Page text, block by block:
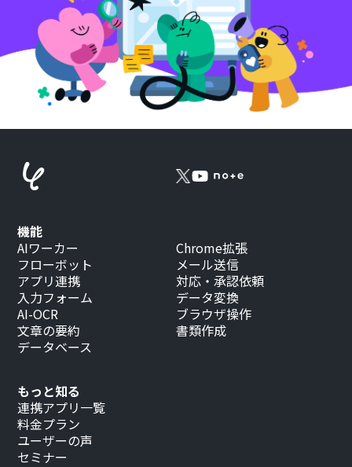
もっと知る
連携アプリ一覧
料金プラン
ユーザーの声
セミナー
機能
AIワーカー
フローボット
アプリ連携
入力フォーム
AI-OCR
文章の要約
データベース
Chrome拡張
メール送信
対応・承認依頼
データ変換
ブラウザ操作
書類作成